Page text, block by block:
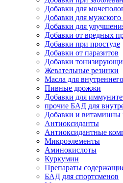
Добавки для
Добавки для мужского
Добавки для
Добавки от вредных
Добавки при простуде
Добавки от паразитов
Добавки
Жевательные резинки
Масла для
Пивные дрожжи
Добавки для
прочие БАД для
Добавки и витаминны
Антиоксиданты
Антиоксидантные
Микроэлементы
Аминокислоты
Куркумин
Препараты
БАД для спортсменов